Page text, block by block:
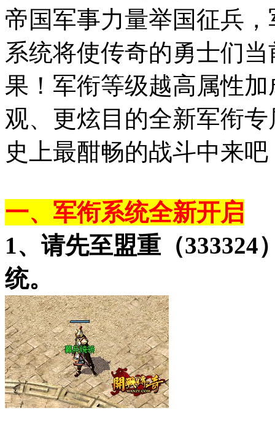
帝国军事力量举国征兵
系统将使传奇的勇士们
果！军衔等级越高属性
观、更炫目的全新军衔
史上最酣畅的战斗中来吧
一、军衔系统全新开启
1、请先至盟重（333324
统。